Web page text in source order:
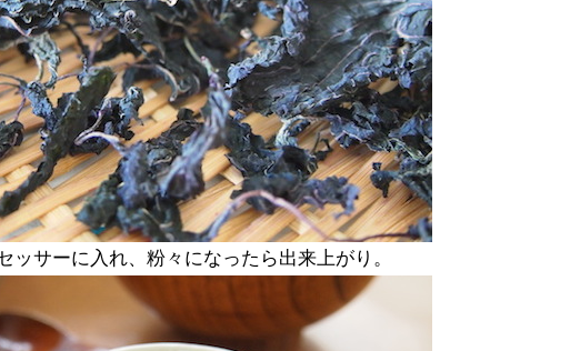
ッサーに入れ、粉々になったら出来上がり。